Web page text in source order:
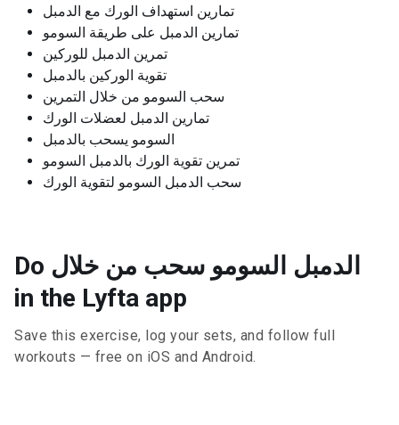
تمارين استهداف الورك مع الدمبل
تمارين الدمبل على طريقة السومو
تمرين الدمبل للوركين
تقوية الوركين بالدمبل
سحب السومو من خلال التمرين
تمارين الدمبل لعضلات الورك
السومو يسحب بالدمبل
تمرين تقوية الورك بالدمبل السومو
سحب الدمبل السومو لتقوية الورك
Do الدمبل السومو سحب من خلال
in the Lyfta app
Save this exercise, log your sets, and follow full
workouts — free on iOS and Android.